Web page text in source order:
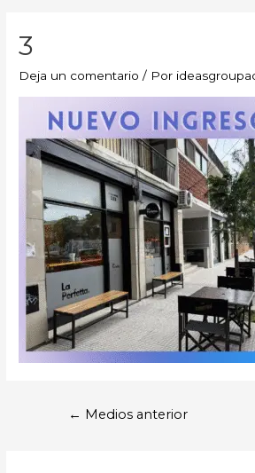
3
Deja un comentario / Por
← Medios anterior